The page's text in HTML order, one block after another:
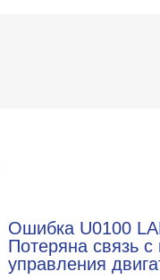
Ошибка U0100
Потеряна связь
управления